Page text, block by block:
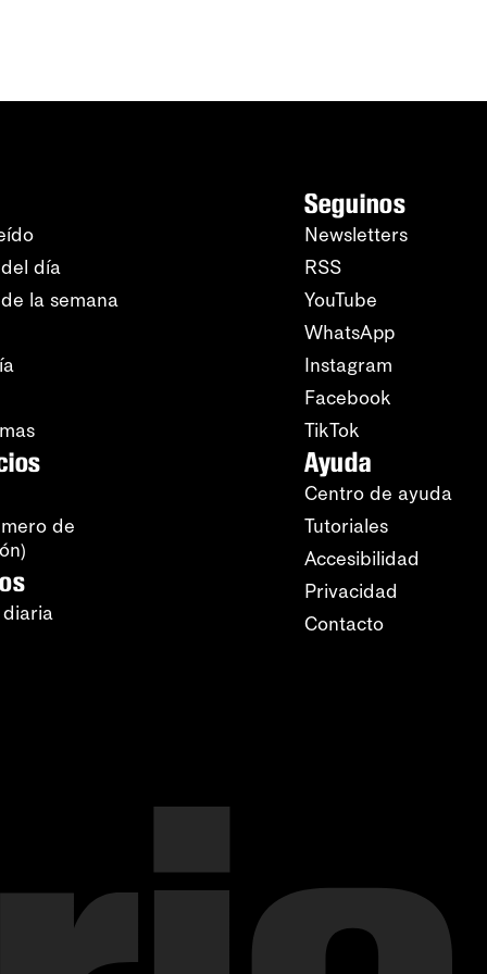
día
la semana
de
Seguinos
Newsletters
RSS
YouTube
WhatsApp
Instagram
Facebook
TikTok
Ayuda
Centro de ayuda
Tutoriales
Accesibilidad
Privacidad
Contacto